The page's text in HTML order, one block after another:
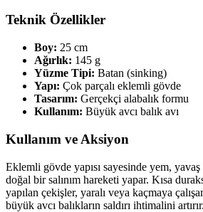
Teknik Özellikler
Boy: 25 cm
Ağırlık: 145 g
Yüzme Tipi: Batan (sinking)
Yapı: Çok parçalı eklemli gövde
Tasarım: Gerçekçi alabalık formu
Kullanım: Büyük avcı balık avı
Kullanım ve Aksiyon
Eklemli gövde yapısı sayesinde yem, yavaş
doğal bir salınım hareketi yapar. Kısa
yapılan çekişler, yaralı veya kaçmaya
büyük avcı balıkların saldırı ihtimalini artırır.